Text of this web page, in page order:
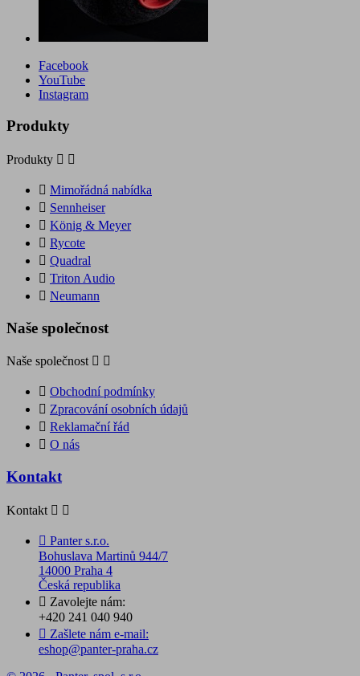
Facebook
YouTube
Instagram
Produkty
Produkty  
 Mimořádná nabídka
 Sennheiser
 König & Meyer
 Rycote
 Quadral
 Triton Audio
 Neumann
Naše společnost
Naše společnost  
 Obchodní podmínky
 Zpracování osobních údajů
 Reklamační řád
 O nás
Kontakt
Kontakt  
 Panter s.r.o.
Bohuslava Martinů 944/7
14000 Praha 4
Česká republika
 Zavolejte nám:
+420 241 040 940
 Zašlete nám e-mail:
eshop@panter-praha.cz